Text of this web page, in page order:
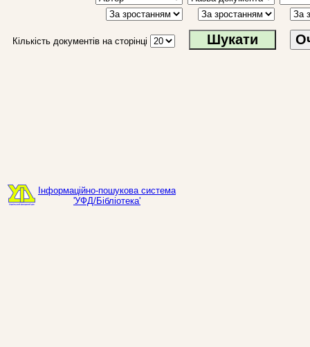
Кількість документів на сторінці
Інформаційно-пошукова система
'УФД/Бібліотека'